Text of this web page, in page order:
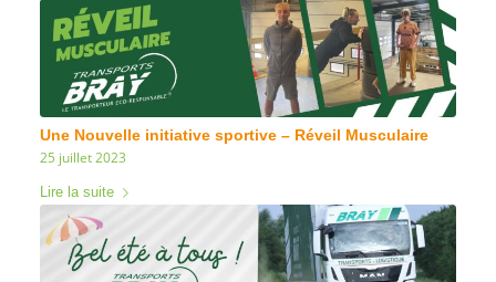
Une Nouvelle initiative sportive – Réveil Musculaire
25 juillet 2023
Lire la suite